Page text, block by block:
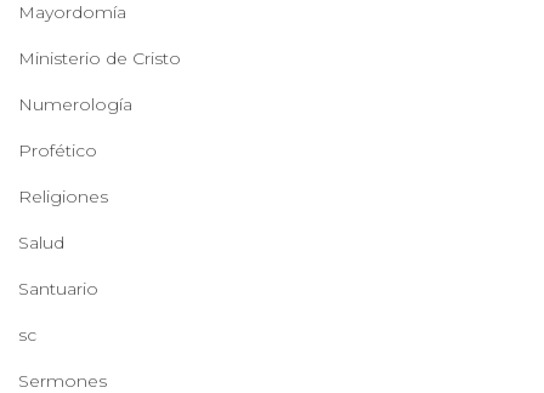
Mayordomía
Ministerio de Cristo
Numerología
Profético
Religiones
Salud
Santuario
sc
Sermones